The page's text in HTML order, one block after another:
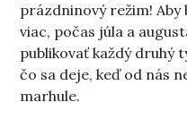
prázdninový režim! Aby
viac, počas júla a
publikovať každý druhý
čo sa deje, keď od nás
marhule.